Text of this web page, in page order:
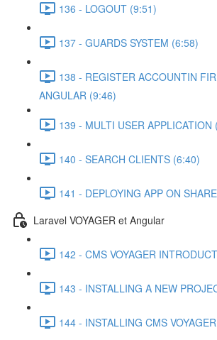
136 - LOGOUT (9:51)
137 - GUARDS SYSTEM (6:58)
138 - REGISTER ACCOUNTIN
ANGULAR (9:46)
139 - MULTI USER APPLICATION
140 - SEARCH CLIENTS (6:40)
141 - DEPLOYING APP ON
Laravel VOYAGER et Angular
142 - CMS VOYAGER
143 - INSTALLING A NEW
144 - INSTALLING CMS